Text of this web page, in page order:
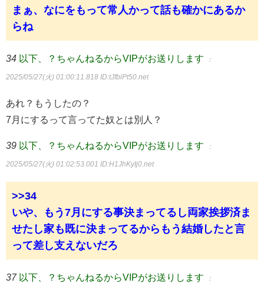
まぁ、なにをもって常人かって話も確かにあるか
らね
34 以下、？ちゃんねるからVIPがお送りします ：
2025/05/27(火) 01:00:11.818 ID:tJfbiPt50.net
あれ？もうしたの？
7月にするって言ってた奴とは別人？
39 以下、？ちゃんねるからVIPがお送りします ：
2025/05/27(火) 01:02:53.001 ID:H1JhKyIj0.net
>>34
いや、もう7月にする事決まってるし両家挨拶済ま
せたし家も既に決まってるからもう結婚したと言
って差し支えないだろ
37 以下、？ちゃんねるからVIPがお送りします ：